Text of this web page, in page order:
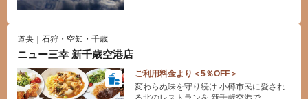
道央｜石狩・空知・千歳
ニュー三幸 新千歳空港店
ご利用料金より＜5％OFF＞
変わらぬ味を守り続け 小樽市民に愛され